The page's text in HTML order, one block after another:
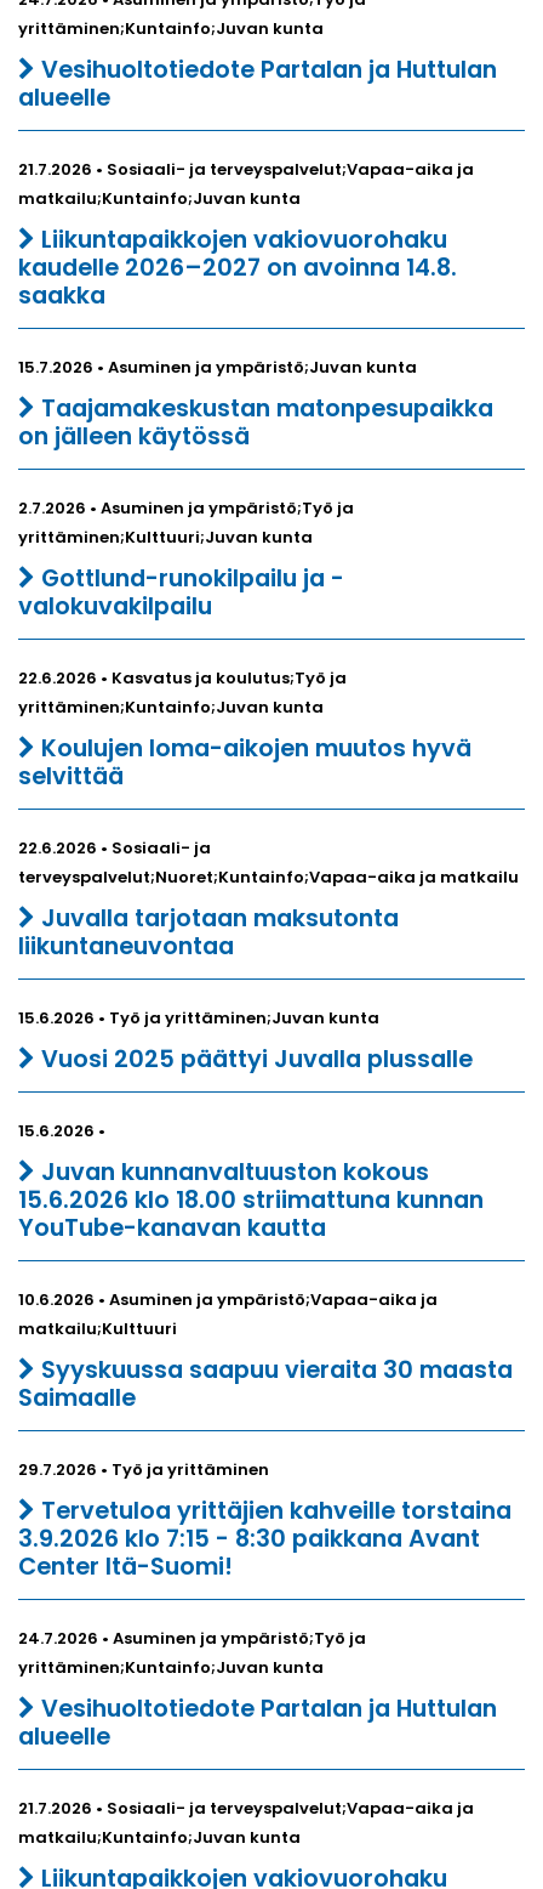
yrittäminen;Kuntainfo;Juvan kunta
Vesihuoltotiedote Partalan ja Huttulan
alueelle
21.7.2026 • Sosiaali- ja terveyspalvelut;Vapaa-aika ja
matkailu;Kuntainfo;Juvan kunta
Liikuntapaikkojen vakiovuorohaku
kaudelle 2026–2027 on avoinna 14.8.
saakka
15.7.2026 • Asuminen ja ympäristö;Juvan kunta
Taajamakeskustan matonpesupaikka
on jälleen käytössä
2.7.2026 • Asuminen ja ympäristö;Työ ja
yrittäminen;Kulttuuri;Juvan kunta
Gottlund-runokilpailu ja -
valokuvakilpailu
22.6.2026 • Kasvatus ja koulutus;Työ ja
yrittäminen;Kuntainfo;Juvan kunta
Koulujen loma-aikojen muutos hyvä
selvittää
22.6.2026 • Sosiaali- ja
terveyspalvelut;Nuoret;Kuntainfo;Vapaa-aika ja matkailu
Juvalla tarjotaan maksutonta
liikuntaneuvontaa
15.6.2026 • Työ ja yrittäminen;Juvan kunta
Vuosi 2025 päättyi Juvalla plussalle
15.6.2026 •
Juvan kunnanvaltuuston kokous
15.6.2026 klo 18.00 striimattuna kunnan
YouTube-kanavan kautta
10.6.2026 • Asuminen ja ympäristö;Vapaa-aika ja
matkailu;Kulttuuri
Syyskuussa saapuu vieraita 30 maasta
Saimaalle
29.7.2026 • Työ ja yrittäminen
Tervetuloa yrittäjien kahveille torstaina
3.9.2026 klo 7:15 - 8:30 paikkana Avant
Center Itä-Suomi!
24.7.2026 • Asuminen ja ympäristö;Työ ja
yrittäminen;Kuntainfo;Juvan kunta
Vesihuoltotiedote Partalan ja Huttulan
alueelle
21.7.2026 • Sosiaali- ja terveyspalvelut;Vapaa-aika ja
matkailu;Kuntainfo;Juvan kunta
Liikuntapaikkojen vakiovuorohaku